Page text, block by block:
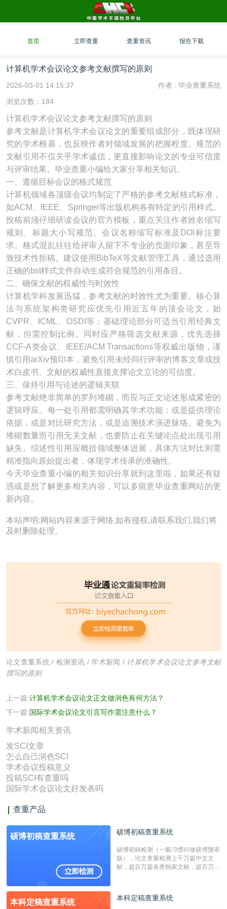
首页 立即查重 查重资讯 报告下载
计算机学术会议论文参考文献撰写的原则
2026-03-01 14:15:37 作者 : 毕业查重系统
浏览次数：184
计算机学术会议论文参考文献撰写的原则
参考文献是计算机学术会议论文的重要组成部分，既体现研
究的学术根基，也反映作者对领域发展的把握程度。规范的
文献引用不仅关乎学术诚信，更直接影响论文的专业可信度
与评审结果。毕业查重小编给大家分享相关知识。
一、遵循目标会议的格式规范
计算机领域各顶级会议均制定了严格的参考文献格式标准，
如ACM、IEEE、Springer等出版机构各有特定的引用样式。
投稿前须仔细研读会议的官方模板，重点关注作者姓名缩写
规则、标题大小写规范、会议名称缩写标准及DOI标注要
求。格式混乱往往给评审人留下不专业的负面印象，甚至导
致技术性拒稿。建议使用BibTeX等文献管理工具，通过选用
正确的bst样式文件自动生成符合规范的引用条目。
二、确保文献的权威性与时效性
计算机学科发展迅猛，参考文献的时效性尤为重要。核心算
法与系统架构类研究应优先引用近五年的顶会论文，如
CVPR、ICML、OSDI等；基础理论部分可适当引用经典文
献，但需控制比例。同时应严格筛选文献来源，优先选择
CCF-A类会议、IEEE/ACM Transactions等权威出版物，谨
慎引用arXiv预印本，避免引用未经同行评审的博客文章或技
术白皮书。文献的权威性直接支撑论文立论的可信度。
三、保持引用与论述的逻辑关联
参考文献绝非简单的罗列堆砌，而应与正文论述形成紧密的
逻辑呼应。每一处引用都需明确其学术功能：或是提供理论
依据，或是对比研究方法，或是追溯技术演进脉络。避免为
堆砌数量而引用无关文献，也要防止在关键论点处出现引用
缺失。综述性引用应概括领域整体进展，具体方法对比则需
精准指向原始提出者，体现学术传承的准确性。
今天毕业查重小编的相关知识分享就到这里啦，如果还有疑
惑或是想了解更多相关内容，可以多留意毕业查重网站的更
新内容。
本站声明:网站内容来源于网络,如有侵权,请联系我们,我们将
及时删除处理。
论文查重系统/ 检测资讯 /学术新闻 / 计算机学术会议论文参考文献
撰写的原则
上一篇:计算机学术会议论文正文做润色有何方法？
下一篇:国际学术会议论文引言写作需注意什么？
学术新闻相关资讯
发SCI文章
怎么自己润色SCI
学术会议投稿意义
投稿SCI有查重吗
国际学术会议论文好发表吗
查重产品
硕博初稿查重系统 硕博初稿查重系统
硕博初稿检测（一般习惯叫做硕博预审
版），论文查重检测上千万篇中文文
献，超百万篇各类独家文献，超百万港
校用来检测硕博论文的系统，检测范围
广，数据来源真实，检测算法合理!本
本科定稿查重系统 本科定稿查重系统